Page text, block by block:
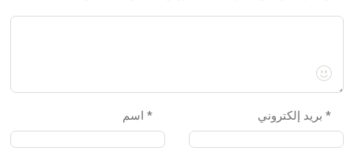
اسم * بريد إلكتروني *